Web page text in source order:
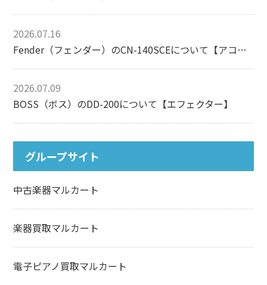
2026.07.16
Fender（フェンダー）のCN-140SCEについて【アコースティックギター】
2026.07.09
BOSS（ボス）のDD-200について【エフェクター】
グループサイト
中古楽器マルカート
楽器買取マルカート
電子ピアノ買取マルカート